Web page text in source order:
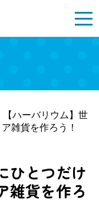
【ハーバリウム】世
雑貨を作ろう！
ひとつだけ
雑貨を作ろ